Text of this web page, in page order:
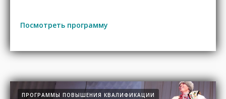
Посмотреть программу
ПРОГРАММЫ ПОВЫШЕНИЯ КВАЛИФИКАЦИИ